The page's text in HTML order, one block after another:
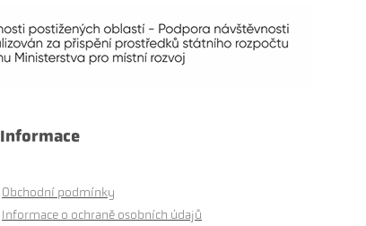
Informace
Obchodní podmínky
Informace o ochraně osobních údajů